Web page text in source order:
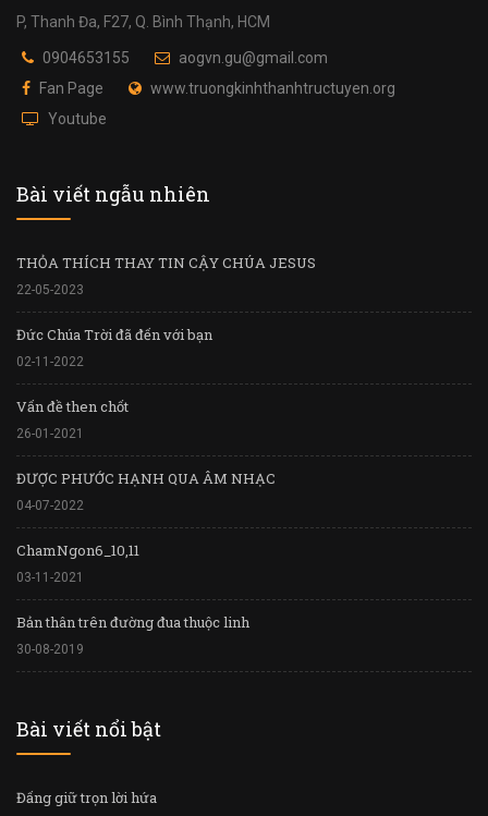
P, Thanh Đa, F27, Q. Bình Thạnh, HCM
0904653155
aogvn.gu@gmail.com
Fan Page
www.truongkinhthanhtructuyen.org
Youtube
Bài viết ngẫu nhiên
THỎA THÍCH THAY TIN CẬY CHÚA JESUS
22-05-2023
Đức Chúa Trời đã đến với bạn
02-11-2022
Vấn đề then chốt
26-01-2021
ĐƯỢC PHƯỚC HẠNH QUA ÂM NHẠC
04-07-2022
ChamNgon6_10,11
03-11-2021
Bản thân trên đường đua thuộc linh
30-08-2019
Bài viết nổi bật
Đấng giữ trọn lời hứa